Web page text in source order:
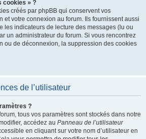
cookies » ?
créés par phpBB qui conservent vos
et votre connexion au forum. Ils fournissent aussi
les indicateurs de lecture des messages (lu ou
un administrateur du forum. Si vous rencontrez
ou de déconnexion, la suppression des cookies
de l’utilisateur
?
tous vos paramètres sont stockés dans notre
accédez au Panneau de l’utilisateur
en cliquant sur votre nom d’utilisateur en